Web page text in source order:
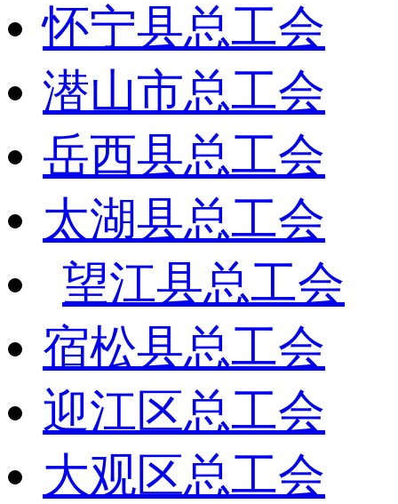
怀宁县总工会
潜山市总工会
岳西县总工会
太湖县总工会
望江县总工会
宿松县总工会
迎江区总工会
大观区总工会